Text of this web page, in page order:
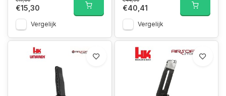
€15,30
Vergelijk
€40,41
Vergelijk